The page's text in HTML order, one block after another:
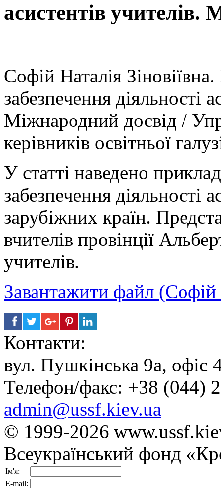
асистентів учителів.
Софій Наталія
забезпечення діяльності
Міжнародний досвід /
керівників освітньої
У статті наведено
забезпечення діяльності
зарубіжних країн.
вчителів провінції
учителів.
Завантажити файл
Контакти:
вул. Пушкінська 9а, офіс
Телефон/факс: +38 (044)
admin@ussf.kiev.ua
© 1999-2026
Всеукраїнський фонд
Ім'я:
E-mail: